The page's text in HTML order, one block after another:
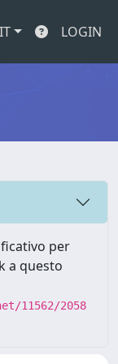
IT LOGIN
per
a questo
11562/2058